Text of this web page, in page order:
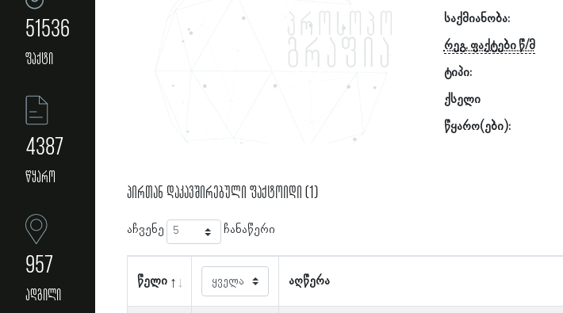
51536
ფაქტი
4387
წყარო
957
ადგილი
საქმიანობა:
რეგ. ფაქტები წ/მ
ტიპი:
ქსელი
წყარო(ები):
პირთან დაკავშირებული ფაქტოიდი (1)
აჩვენე ჩანაწერი
წელი აღწერა